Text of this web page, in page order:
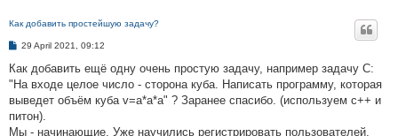
Как добавить простейшую задачу?
P
s
29 April 2021, 09:12
Как добавить ещё одну очень простую задачу, например задачу C:
"На входе целое число - сторона куба. Написать программу, которая
выведет объём куба v=a*a*a" ? Заранее спасибо. (используем с++ и
питон).
Мы - начинающие. Уже научились регистрировать пользователей,